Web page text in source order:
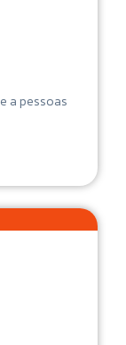
a pessoas